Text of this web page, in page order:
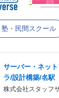
塾・民間スクール
サーバー・ネッ
ラ/設計構築/名駅
株式会社スタッフ